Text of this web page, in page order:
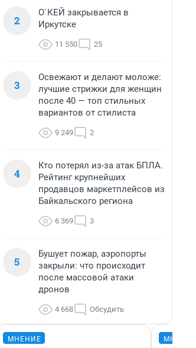
2
О`КЕЙ закрывается в
Иркутске
11 550 25
3
Освежают и делают моложе:
лучшие стрижки для женщин
после 40 — топ стильных
вариантов от стилиста
9 249 2
4
Кто потерял из-за атак БПЛА.
Рейтинг крупнейших
продавцов маркетплейсов из
Байкальского региона
6 369 3
5
Бушует пожар, аэропорты
закрыли: что происходит
после массовой атаки
дронов
4 668 Обсудить
МНЕНИЕ